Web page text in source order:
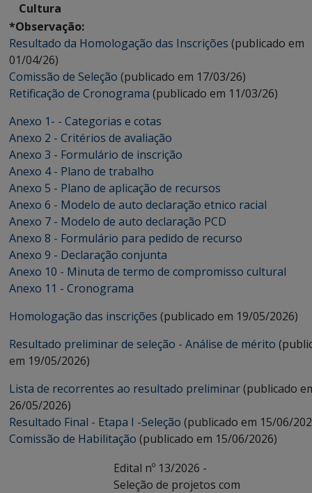
Cultura
*Observação:
Resultado da Homologação das Inscrições (publicado em
01/04/26)
Comissão de Seleção (publicado em 17/03/26)
Retificação de Cronograma (publicado em 11/03/26)
Anexo 1- - Categorias e cotas
Anexo 2 - Critérios de avaliação
Anexo 3 - Formulário de inscrição
Anexo 4 - Plano de trabalho
Anexo 5 - Plano de aplicação de recursos
Anexo 6 - Modelo de auto declaração etnico racial
Anexo 7 - Modelo de auto declaração PCD
Anexo 8 - Formulário para pedido de recurso
Anexo 9 - Declaração conjunta
Anexo 10 - Minuta de termo de compromisso cultural
Anexo 11 - Cronograma
Homologação das inscrições (publicado em 19/05/2026)
Resultado preliminar de seleção - Análise de mérito
em 19/05/2026)
Lista de recorrentes ao resultado preliminar(publicado
26/05/2026)
Resultado Final - Etapa I -Seleção (publicado em 15/06/
Comissão de Habilitação (publicado em 15/06/2026)
Edital nº 13/2026 -
Seleção de projetos com